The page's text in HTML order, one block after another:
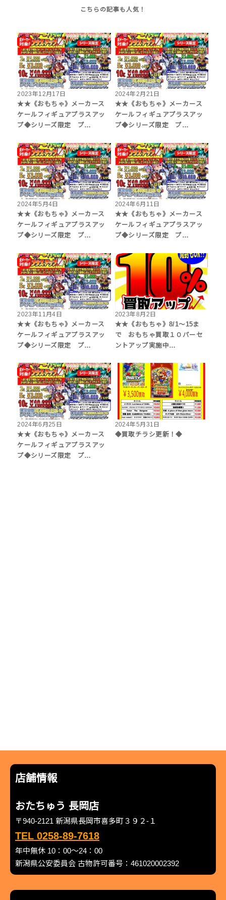
2023年12月17日
★★《おもちゃ》メーカース
ケールフィギュアプラスアッ
プ◆シリーズ限定 プ…
2024年2月21日
★★《おもちゃ》メーカース
ケールフィギュアプラスアッ
プ◆シリーズ限定 プ…
2024年5月4日
★★《おもちゃ》メーカース
ケールフィギュアプラスアッ
プ◆シリーズ限定 プ…
2024年6月11日
★★《おもちゃ》メーカース
ケールフィギュアプラスアッ
プ◆シリーズ限定 プ…
2023年11月4日
★★《おもちゃ》メーカース
ケールフィギュアプラスアッ
プ◆シリーズ限定 プ…
2023年8月2日
★★《おもちゃ》8/1～15ま
で おもちゃ買取１０パーセ
ントアップ実施中…
2024年6月25日
★★《おもちゃ》メーカース
ケールフィギュアプラスアッ
プ◆シリーズ限定 プ…
2024年5月31日
◆買取チラシ更新！◆
店舗情報
おたちゅう 長岡店
〒940-2121 新潟県長岡市喜多町３９２-１
TEL 0258-89-7618
年中無休 10：00～24：00
新潟県公安委員会 古物許可番号：461020002392